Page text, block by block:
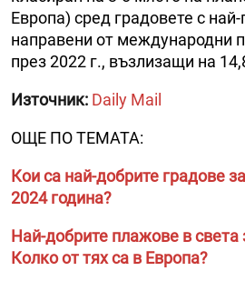
Европа) сред градовете с
направени от международни
през 2022 г., възлизащи на
Източник: Daily Mail
ОЩЕ ПО ТЕМАТА:
Кои са най-добрите градове
2024 година?
Най-добрите плажове в света
Колко от тях са в Европа?